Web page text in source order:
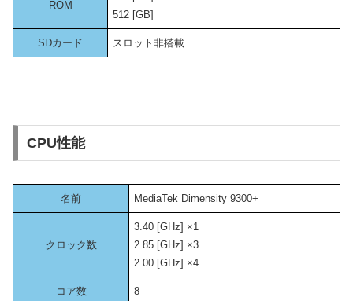
ROM
512 [GB]
SDカード スロット非搭載
CPU性能
名前 MediaTek Dimensity 9300+
クロック数
3.40 [GHz] ×1
2.85 [GHz] ×3
2.00 [GHz] ×4
コア数 8